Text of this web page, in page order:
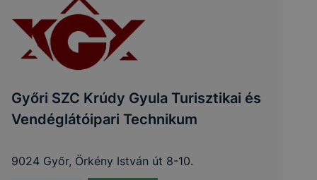
Győri SZC Krúdy Gyula Turisztikai és
Vendéglátóipari Technikum
9024 Győr, Örkény István út 8-10.